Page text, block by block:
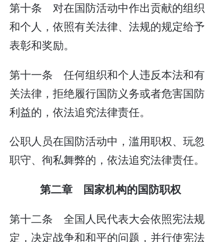
第十条 对在国防活动中作出贡献的组织
和个人，依照有关法律、法规的规定给予
表彰和奖励。
第十一条 任何组织和个人违反本法和有
关法律，拒绝履行国防义务或者危害国防
利益的，依法追究法律责任。
公职人员在国防活动中，滥用职权、玩忽
职守、徇私舞弊的，依法追究法律责任。
第二章 国家机构的国防职权
第十二条 全国人民代表大会依照宪法规
定，决定战争和和平的问题，并行使宪法